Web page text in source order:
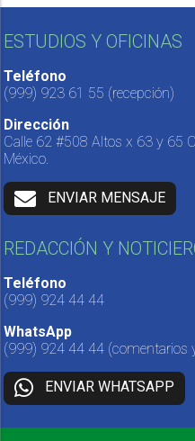
ESTUDIOS Y OFICINAS
Teléfono
(999) 923 61 55 (recepción)
Dirección
Calle 62 #508 Altos x 63 y 65
México.
ENVIAR MENSAJE
REDACCIÓN Y
Teléfono
(999) 924 44 44
WhatsApp
(999) 924 44 44 (comentarios
ENVIAR WHATSAPP